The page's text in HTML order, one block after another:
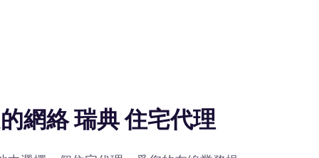
網絡 瑞典 住宅代理